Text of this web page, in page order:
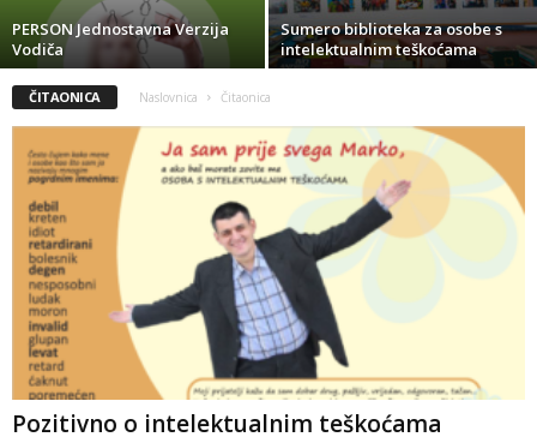
PERSON Jednostavna Verzija
Vodiča
Sumero biblioteka za osobe s
intelektualnim teškoćama
ČITAONICA Naslovnica Čitaonica
Pozitivno o intelektualnim teškoćama